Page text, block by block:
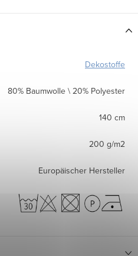
Dekostoffe
80% Baumwolle \ 20% Polyester
140 cm
200 g/m2
Europäischer Hersteller